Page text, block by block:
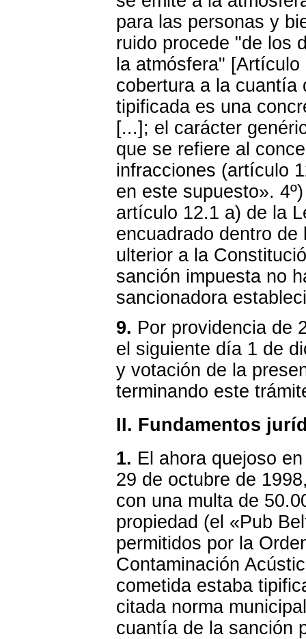
para las personas y
ruido procede "de los
la atmósfera"
cobertura a la cuantía
tipificada es una
[...]; el carácter
que se refiere al
infracciones (artículo
en este supuesto».
artículo 12.1 a) de la
encuadrado dentro
ulterior a la
sanción impuesta no
sancionadora
9. Por providencia de
el siguiente día 1 de
y votación de la
terminando este
II. Fundamentos
1. El ahora quejoso
29 de octubre de
con una multa de
propiedad (el «Pub
permitidos por la
Contaminación
cometida estaba
citada norma
cuantía de la sanción